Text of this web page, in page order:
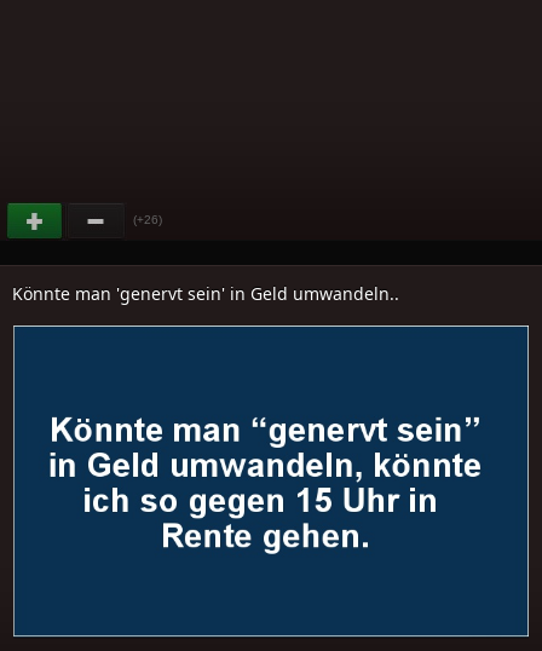
(+26)
Könnte man 'genervt sein' in Geld umwandeln..